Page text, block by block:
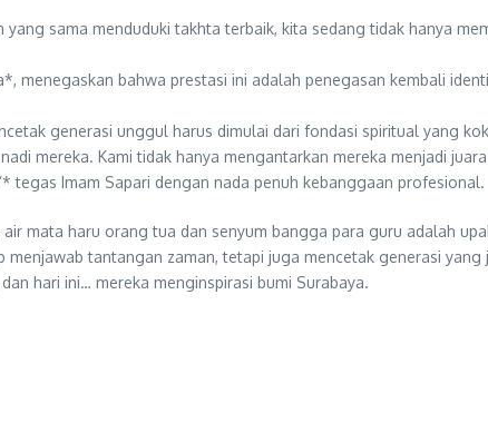
sama menduduki takhta terbaik, kita sedang tidak hanya
menegaskan bahwa prestasi ini adalah penegasan kembali
generasi unggul harus dimulai dari fondasi spiritual yang
mereka. Kami tidak hanya mengantarkan mereka menjadi
tegas Imam Sapari dengan nada penuh kebanggaan profesional.
mata haru orang tua dan senyum bangga para guru adalah
menjawab tantangan zaman, tetapi juga mencetak generasi
hari ini… mereka menginspirasi bumi Surabaya.